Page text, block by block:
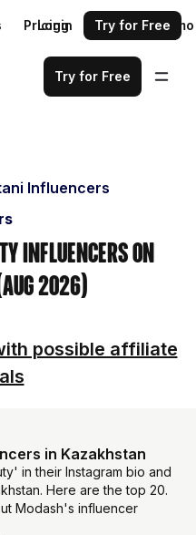
Pricing Request a demo
Login Try for Free
Try for Free
Influencers
Influencers on
2026)
possible affiliate
in Kazakhstan
in their Instagram bio and
Here are the top 20.
Modash's influencer